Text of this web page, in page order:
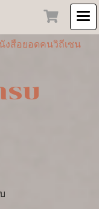
งสือยอดคนวิถีเซน
รบ